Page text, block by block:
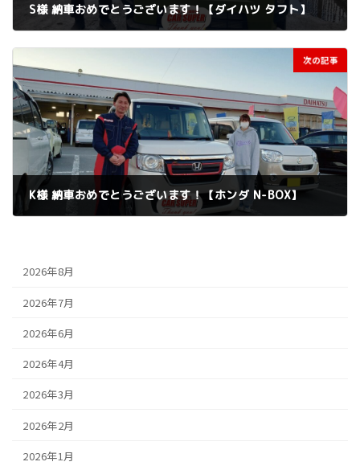
S様 納車おめでとうございます！【ダイハツ タフト】
2025年3月31日
次の記事
K様 納車おめでとうございます！【ホンダ N-BOX】
2025年3月31日
2026年8月
2026年7月
2026年6月
2026年4月
2026年3月
2026年2月
2026年1月